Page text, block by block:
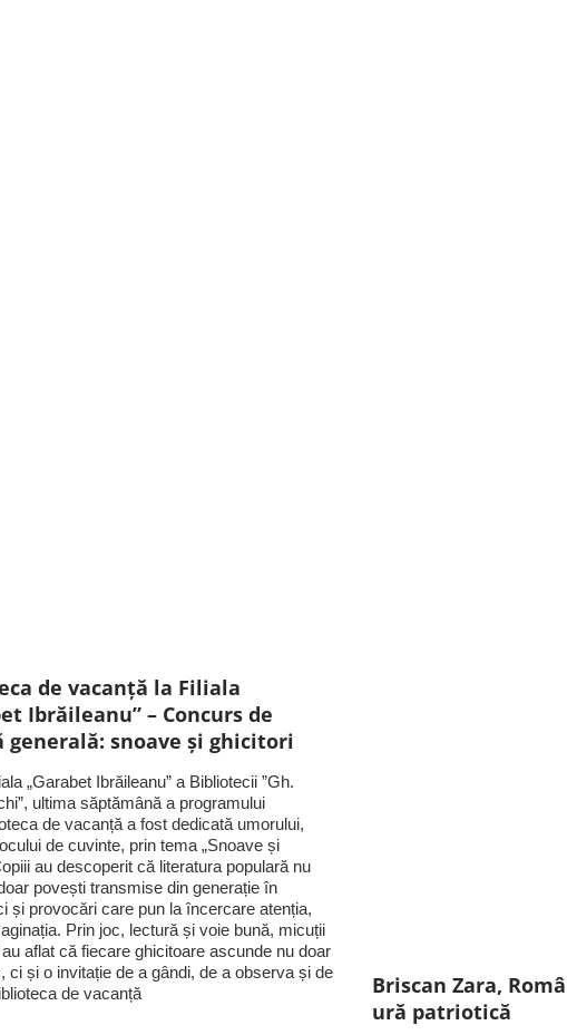
de vacanță la Filiala
Ibrăileanu” – Concurs de
generală: snoave și ghicitori
„Garabet Ibrăileanu” a Bibliotecii ”Gh.
ultima săptămână a programului
de vacanță a fost dedicată umorului,
de cuvinte, prin tema „Snoave și
au descoperit că literatura populară nu
povești transmise din generație în
și provocări care pun la încercare atenția,
Prin joc, lectură și voie bună, micuții
aflat că fiecare ghicitoare ascunde nu doar
ci și o invitație de a gândi, de a observa și de
de vacanță
Briscan Zara,
ură patriotică